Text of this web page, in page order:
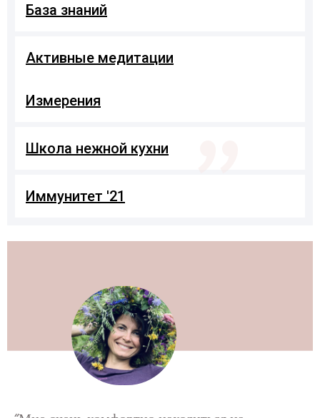
База знаний
Активные медитации
Измерения
Школа нежной кухни
Иммунитет '21 "